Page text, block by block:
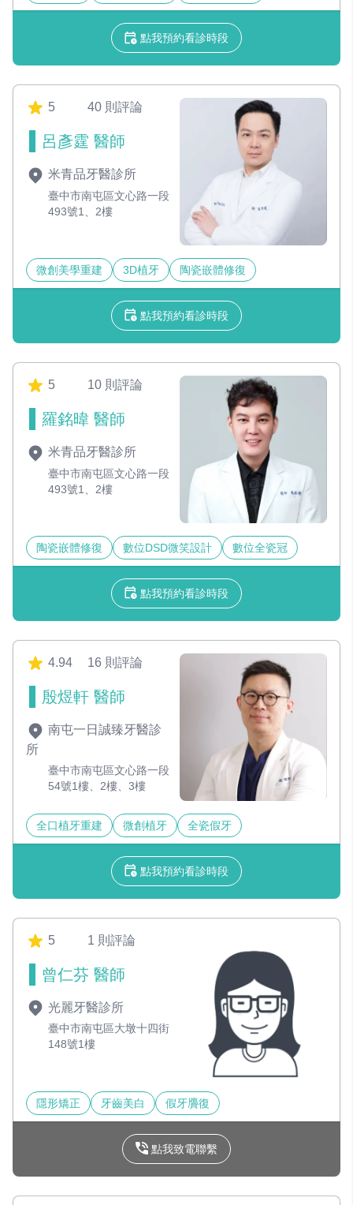
點我預約看診時段
5 40 則評論
呂彥霆 醫師
米青品牙醫診所
臺中市南屯區文心路一段
493號1、2樓
微創美學重建 3D植牙 陶瓷嵌體修復
點我預約看診時段
5 10 則評論
羅銘暐 醫師
米青品牙醫診所
臺中市南屯區文心路一段
493號1、2樓
陶瓷嵌體修復 數位DSD微笑設計 數位全瓷冠
點我預約看診時段
4.94 16 則評論
殷煜軒 醫師
南屯一日誠臻牙醫診
所
臺中市南屯區文心路一段
54號1樓、2樓、3樓
全口植牙重建 微創植牙 全瓷假牙
點我預約看診時段
5 1 則評論
曾仁芬 醫師
光麗牙醫診所
臺中市南屯區大墩十四街
148號1樓
隱形矯正 牙齒美白 假牙贗復
點我致電聯繫